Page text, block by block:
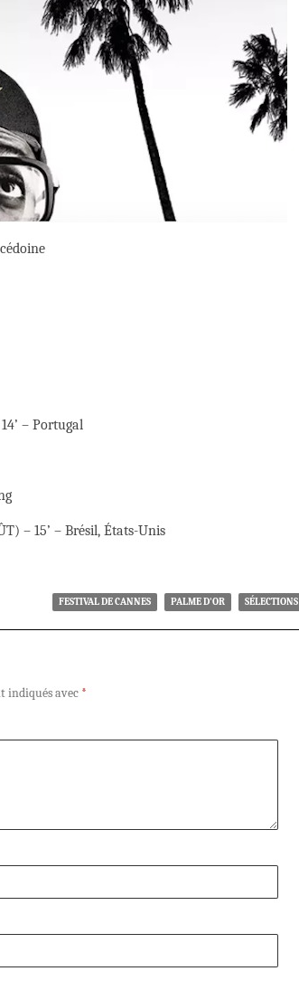
– Portugal
– 15’ – Brésil, États-Unis
FESTIVAL DE CANNES PALME D'OR SÉLECTIONS
indiqués avec *